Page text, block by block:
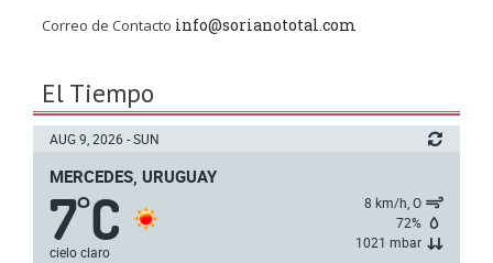
Correo de Contacto info@sorianototal.com
El Tiempo
AUG 9, 2026 - SUN
MERCEDES, URUGUAY
7°C
cielo claro
8 km/h, O
72%
1021 mbar